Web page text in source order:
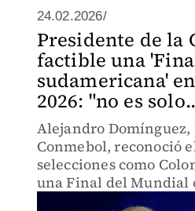
24.02.2026/
Presidente de la
factible una
sudamericana'
2026: "no es
Alejandro
Conmebol, reconoció
selecciones como
una Final del Mundial
de Sudamérica